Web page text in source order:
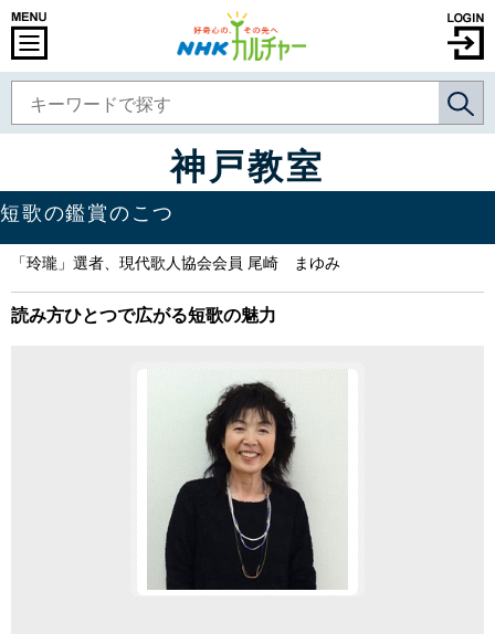
神戸教室
短歌の鑑賞のこつ
「玲瓏」選者、現代歌人協会会員 尾崎 まゆみ
読み方ひとつで広がる短歌の魅力